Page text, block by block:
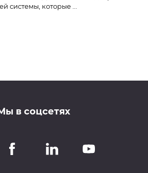
системы, которые ...
в соцсетях